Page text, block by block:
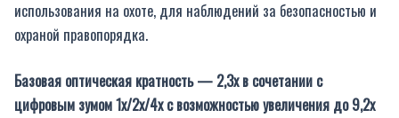
использования на охоте, для наблюдений за безопасностью и
охраной правопорядка.
Базовая оптическая кратность — 2,3х в сочетании с
цифровым зумом 1х/2х/4х с возможностью увеличения до 9,2х